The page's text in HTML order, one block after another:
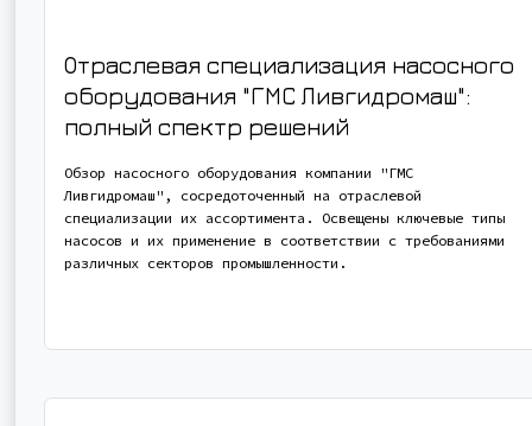
Отраслевая специализация насосного
оборудования "ГМС Ливгидромаш":
полный спектр решений
Обзор насосного оборудования компании "ГМС
Ливгидромаш", сосредоточенный на отраслевой
специализации их ассортимента. Освещены ключевые типы
насосов и их применение в соответствии с требованиями
различных секторов промышленности.